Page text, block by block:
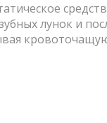
лунок и